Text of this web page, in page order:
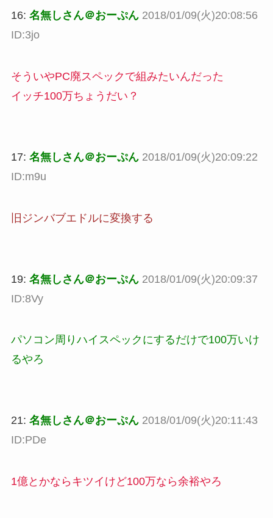
16: 名無しさん＠おーぷん 2018/01/09(火)20:08:56
ID:3jo
そういやPC廃スペックで組みたいんだった
イッチ100万ちょうだい？
17: 名無しさん＠おーぷん 2018/01/09(火)20:09:22
ID:m9u
旧ジンバブエドルに変換する
19: 名無しさん＠おーぷん 2018/01/09(火)20:09:37
ID:8Vy
パソコン周りハイスペックにするだけで100万いけ
るやろ
21: 名無しさん＠おーぷん 2018/01/09(火)20:11:43
ID:PDe
1億とかならキツイけど100万なら余裕やろ